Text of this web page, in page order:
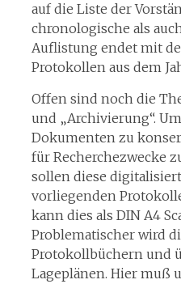
auf die Liste der
chronologische als
Auflistung endet mit
Protokollen aus dem
Offen sind noch die
und „Archivierung“.
Dokumenten zu
für Recherchezwecke
sollen diese
vorliegenden
kann dies als DIN A4
Problematischer wird
Protokollbüchern und
Lageplänen. Hier muß